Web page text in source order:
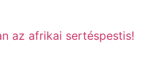
az afrikai sertéspestis!